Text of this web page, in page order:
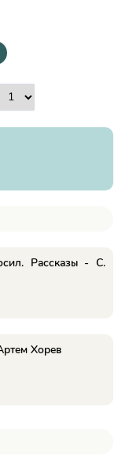
Рассказы - С.
Хорев